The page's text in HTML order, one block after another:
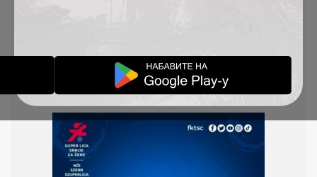
ekipa je preokrenula rezultat. Staša Đokić je
izjednačila rezultat, a pobedonosni gol je postigla
Ivana Trbojević.